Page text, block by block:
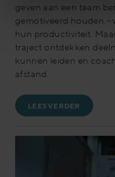
geven aan een team
gemotiveerd houden –
hun productiviteit.
traject ontdekken
kunnen leiden en
afstand.
LEES VERDER